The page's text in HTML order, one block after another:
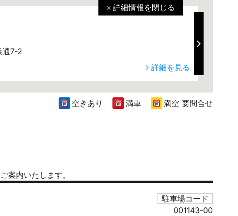
詳細情報を閉じる
通7-2
詳細を見る
空きあり 満車 満空 要問合せ
案内いたします。
駐車場コード
001143-00